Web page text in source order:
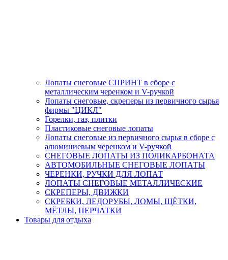
Лопаты снеговые СПРИНТ в сборе с
металлическим черенком и V-ручкой
Лопаты снеговые, скреперы из первичного сырья
фирмы "ЦИКЛ"
Горелки, газ, плитки
Пластиковые снеговые лопаты
Лопаты снеговые из первичного сырья в сборе с
алюминиевым черенком и V-ручкой
СНЕГОВЫЕ ЛОПАТЫ ИЗ ПОЛИКАРБОНАТА
АВТОМОБИЛЬНЫЕ СНЕГОВЫЕ ЛОПАТЫ
ЧЕРЕНКИ, РУЧКИ ДЛЯ ЛОПАТ
ЛОПАТЫ СНЕГОВЫЕ МЕТАЛЛИЧЕСКИЕ
СКРЕПЕРЫ, ДВИЖКИ
СКРЕБКИ, ЛЕДОРУБЫ, ЛОМЫ, ЩЁТКИ,
МЁТЛЫ, ПЕРЧАТКИ
Товары для отдыха